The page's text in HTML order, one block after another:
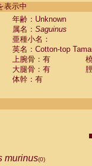
(0)
(0)
(0)
(0)
表示中
年齢：Unknown
属名： Saguinus
亜種小名：
英名：Cotton-top
上腕骨：有
大腿骨：有
体幹：有
murinus(0)